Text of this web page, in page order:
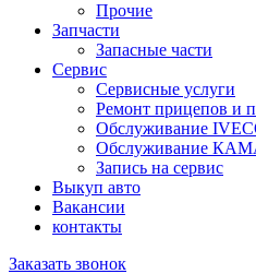
Прочие
Запчасти
Запасные части
Сервис
Сервисные услуги
Ремонт прицепов и
Обслуживание
Обслуживание
Запись на сервис
Выкуп авто
Вакансии
контакты
Заказать звонок